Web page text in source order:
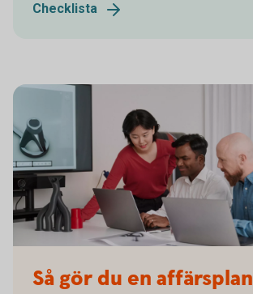
Checklista
Så gör du en affärsplan